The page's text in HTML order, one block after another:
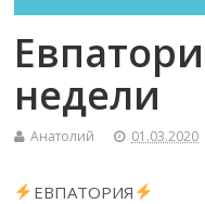
недели
Анатолий 01.03.2020
ЕВПАТОРИЯ